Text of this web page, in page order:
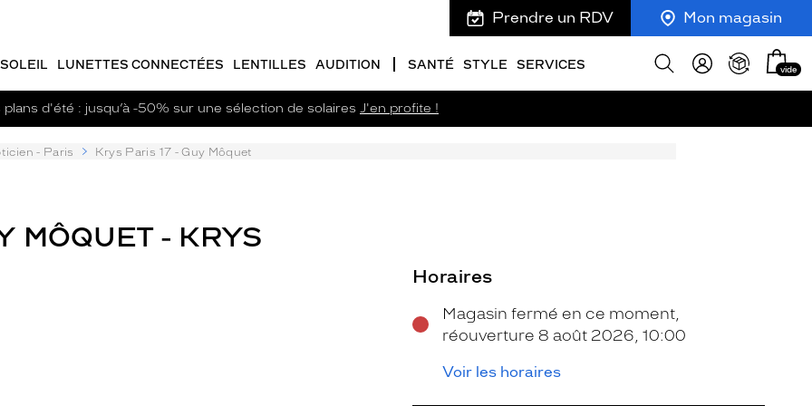
Prendre un RDV Mon magasin
LUNETTES CONNECTÉES LENTILLES AUDITION SANTÉ STYLE SERVICES
Afficher
Mon
panier
vide
plans d'été : jusqu’à -50% sur une sélection de solaires J'en profite !
- Paris Krys Paris 17 - Guy Môquet
MÔQUET - KRYS
Horaires
Magasin fermé en ce moment,
réouverture 8 août 2026, 10:00
Voir les horaires